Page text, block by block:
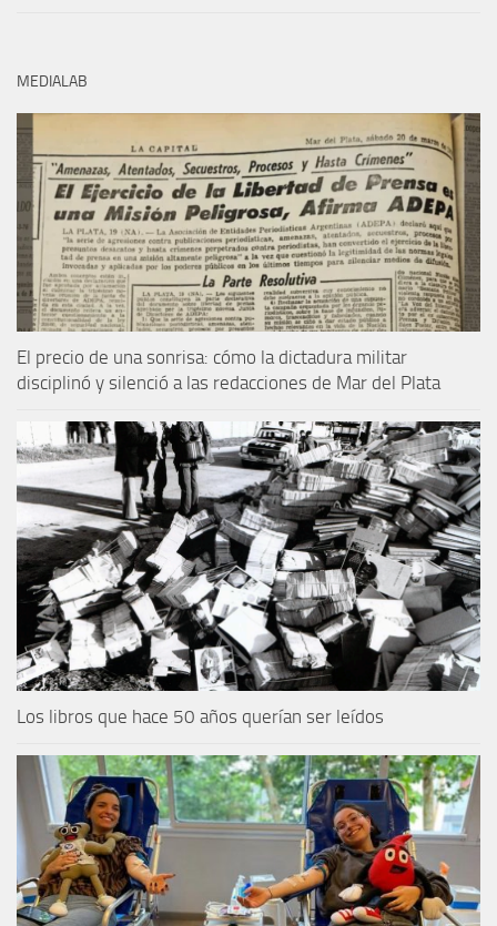
MEDIALAB
El precio de una sonrisa: cómo la dictadura militar
disciplinó y silenció a las redacciones de Mar del Plata
Los libros que hace 50 años querían ser leídos